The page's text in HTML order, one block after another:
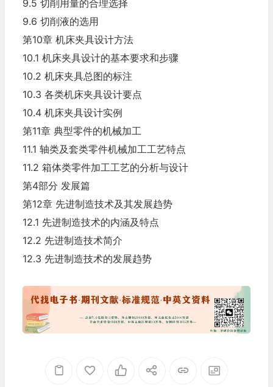
9.5 切削用量的合理选择
9.6 切削液的选用
第10章 机床夹具设计方法
10.1 机床夹具设计的基本要求和步骤
10.2 机床夹具总图的标注
10.3 各类机床夹具设计要点
10.4 机床夹具设计实例
第11章 典型零件的机械加工
11.1 轴类及套类零件机械加工工艺特点
11.2 箱体类零件加工工艺的分析与设计
第4部分 发展篇
第12章 先进制造技术及其发展趋势
12.1 先进制造技术的内涵及特点
12.2 先进制造技术简介
12.3 先进制造技术的发展趋势